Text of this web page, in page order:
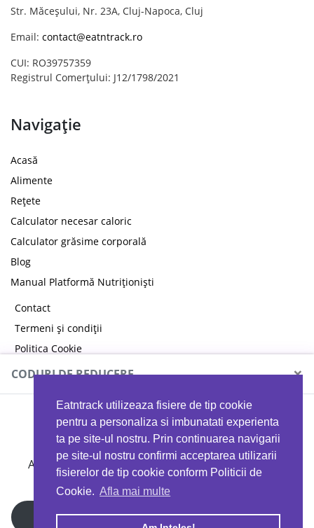
Eatntrack utilizeaza fisiere de tip cookie
pentru a personaliza si imbunatati experienta
ta pe site-ul nostru. Prin continuarea navigarii
pe site-ul nostru confirmi acceptarea utilizarii
fisierelor de tip cookie conform Politicii de
Cookie. Afla mai multe
Str. Măceșului, Nr. 23A, Cluj-Napoca, Cluj
Email: contact@eatntrack.ro
CUI: RO39757359
Registrul Comerțului: J12/1798/2021
Navigație
Acasă
Alimente
Rețete
Calculator necesar caloric
Calculator grăsime corporală
Blog
Manual Platformă Nutriționiști
Contact
Termeni și condiții
Politica Cookie
Politica de confidențialitate
CODURI DE REDUCERE ×
MYPROTEIN
Ai 40%reducere la orice comandă folosind codul
EATTRACK
Profită acum